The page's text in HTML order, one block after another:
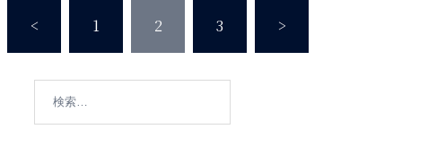
投
稿
の
< 1 2 3 >